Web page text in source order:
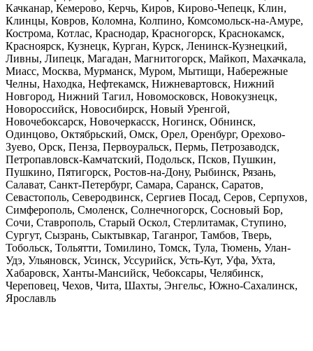
Качканар, Кемерово, Керчь, Киров, Кирово-Чепецк, Клин,
Клинцы, Ковров, Коломна, Колпино, Комсомольск-на-Амуре,
Кострома, Котлас, Краснодар, Красногорск, Краснокамск,
Красноярск, Кузнецк, Курган, Курск, Ленинск-Кузнецкий,
Ливны, Липецк, Магадан, Магнитогорск, Майкоп, Махачкала,
Миасс, Москва, Мурманск, Муром, Мытищи, Набережные
Челны, Находка, Нефтекамск, Нижневартовск, Нижний
Новгород, Нижний Тагил, Новомосковск, Новокузнецк,
Новороссийск, Новосибирск, Новый Уренгой,
Новочебоксарск, Новочеркасск, Ногинск, Обнинск,
Одинцово, Октябрьский, Омск, Орел, Оренбург, Орехово-
Зуево, Орск, Пенза, Первоуральск, Пермь, Петрозаводск,
Петропавловск-Камчатский, Подольск, Псков, Пушкин,
Пушкино, Пятигорск, Ростов-на-Дону, Рыбинск, Рязань,
Салават, Санкт-Петербург, Самара, Саранск, Саратов,
Севастополь, Северодвинск, Сергиев Посад, Серов, Серпухов,
Симферополь, Смоленск, Солнечногорск, Сосновый Бор,
Сочи, Ставрополь, Старый Оскол, Стерлитамак, Ступино,
Сургут, Сызрань, Сыктывкар, Таганрог, Тамбов, Тверь,
Тобольск, Тольятти, Томилино, Томск, Тула, Тюмень, Улан-
Удэ, Ульяновск, Усинск, Уссурийск, Усть-Кут, Уфа, Ухта,
Хабаровск, Ханты-Мансийск, Чебоксары, Челябинск,
Череповец, Чехов, Чита, Шахты, Энгельс, Южно-Сахалинск,
Ярославль